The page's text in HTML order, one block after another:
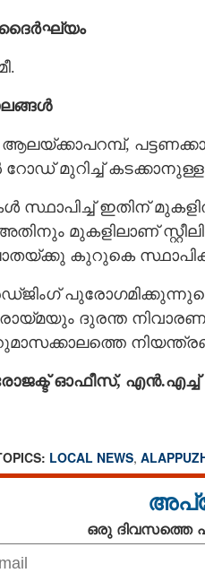
ദൈർഘ്യം
പട്ടണക്കാട്
റോഡ് മുറിച്ച്
ഇതിന് മുകളിൽ
അതിനും മുകളിലാണ്
കുറുകെ
ദുരന്ത
ഓഫീസ്, എൻ.എച്ച്
LOCAL NEWS,
ഒരു ദിവസത്തെ